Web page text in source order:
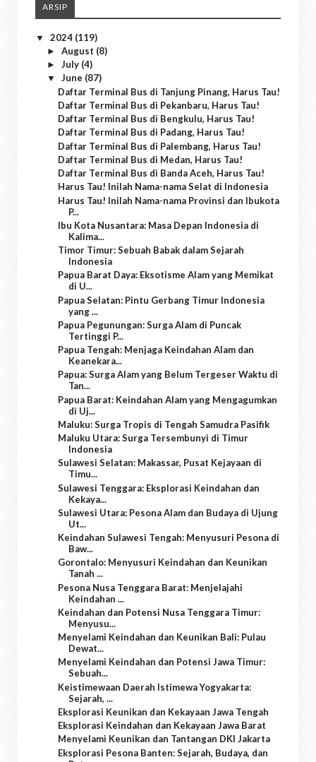
ARSIP
▼ 2024 (119)
► August (8)
► July (4)
▼ June (87)
Daftar Terminal Bus di Tanjung Pinang, Harus Tau!
Daftar Terminal Bus di Pekanbaru, Harus Tau!
Daftar Terminal Bus di Bengkulu, Harus Tau!
Daftar Terminal Bus di Padang, Harus Tau!
Daftar Terminal Bus di Palembang, Harus Tau!
Daftar Terminal Bus di Medan, Harus Tau!
Daftar Terminal Bus di Banda Aceh, Harus Tau!
Harus Tau! Inilah Nama-nama Selat di Indonesia
Harus Tau! Inilah Nama-nama Provinsi dan Ibukota
P...
Ibu Kota Nusantara: Masa Depan Indonesia di
Kalima...
Timor Timur: Sebuah Babak dalam Sejarah
Indonesia
Papua Barat Daya: Eksotisme Alam yang Memikat
di U...
Papua Selatan: Pintu Gerbang Timur Indonesia
yang ...
Papua Pegunungan: Surga Alam di Puncak
Tertinggi P...
Papua Tengah: Menjaga Keindahan Alam dan
Keanekara...
Papua: Surga Alam yang Belum Tergeser Waktu di
Tan...
Papua Barat: Keindahan Alam yang Mengagumkan
di Uj...
Maluku: Surga Tropis di Tengah Samudra Pasifik
Maluku Utara: Surga Tersembunyi di Timur
Indonesia
Sulawesi Selatan: Makassar, Pusat Kejayaan di
Timu...
Sulawesi Tenggara: Eksplorasi Keindahan dan
Kekaya...
Sulawesi Utara: Pesona Alam dan Budaya di Ujung
Ut...
Keindahan Sulawesi Tengah: Menyusuri Pesona di
Baw...
Gorontalo: Menyusuri Keindahan dan Keunikan
Tanah ...
Pesona Nusa Tenggara Barat: Menjelajahi
Keindahan ...
Keindahan dan Potensi Nusa Tenggara Timur:
Menyusu...
Menyelami Keindahan dan Keunikan Bali: Pulau
Dewat...
Menyelami Keindahan dan Potensi Jawa Timur:
Sebuah...
Keistimewaan Daerah Istimewa Yogyakarta:
Sejarah, ...
Eksplorasi Keunikan dan Kekayaan Jawa Tengah
Eksplorasi Keindahan dan Kekayaan Jawa Barat
Menyelami Keunikan dan Tantangan DKI Jakarta
Eksplorasi Pesona Banten: Sejarah, Budaya, dan